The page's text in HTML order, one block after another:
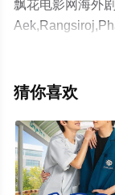
飘花电影网海外
莎兰雅·春哈萨特
已揭晓（1-30全
剧、电视猫或剧
猜你喜欢